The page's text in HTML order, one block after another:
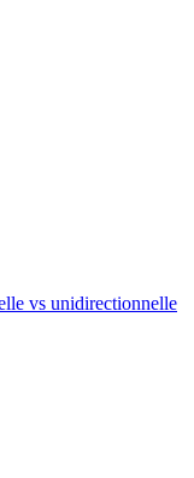
vs unidirectionnelle